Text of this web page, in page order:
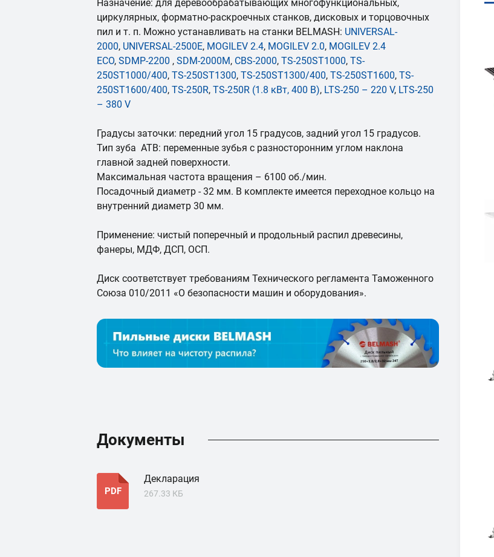
Назначение: для деревообрабатывающих многофункциональных,
циркулярных, форматно-раскроечных станков, дисковых и торцовочных
пил и т. п. Можно устанавливать на станки BELMASH: UNIVERSAL-
2000, UNIVERSAL-2500E, MOGILEV 2.4, MOGILEV 2.0, MOGILEV 2.4
ECO, SDMP-2200 , SDM-2000M, CBS-2000, TS-250ST1000, TS-
250ST1000/400, TS-250ST1300, TS-250ST1300/400, TS-250ST1600, TS-
250ST1600/400, TS-250R, TS-250R (1.8 кВт, 400 В), LTS-250 – 220 V, LTS-250
– 380 V
Градусы заточки: передний угол 15 градусов, задний угол 15 градусов.
Тип зуба ATB: переменные зубья с разносторонним углом наклона
главной задней поверхности.
Максимальная частота вращения – 6100 об./мин.
Посадочный диаметр - 32 мм. В комплекте имеется переходное кольцо на
внутренний диаметр 30 мм.
Применение: чистый поперечный и продольный распил древесины,
фанеры, МДФ, ДСП, ОСП.
Диск соответствует требованиям Технического регламента Таможенного
Союза 010/2011 «О безопасности машин и оборудования».
Документы
PDF
Декларация
267.33 КБ